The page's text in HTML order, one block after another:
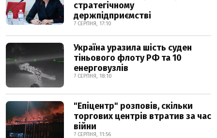
стратегічному
держпідприємстві
7 СЕРПНЯ, 17:10
Україна уразила шість суден
тіньового флоту РФ та 10
енерговузлів
7 СЕРПНЯ, 18:10
"Епіцентр" розповів, скільки
торгових центрів втратив за час
війни
7 СЕРПНЯ, 11:56